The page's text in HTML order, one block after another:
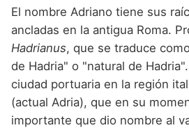
Nombres de niño que
Nombres de niño que
Nombres de niño que
Nombres de niño que
Nombres de niño que
Nombres de Niño
Nombres de Niño
Nombres de Niño
Nombres de Niño
Nombres de Niño
El nombre Adriano tiene sus
ancladas en la antigua Roma.
Hadrianus, que se traduce
de Hadria" o "natural de
ciudad portuaria en la región
(actual Adria), que en su
importante que dio nombre al